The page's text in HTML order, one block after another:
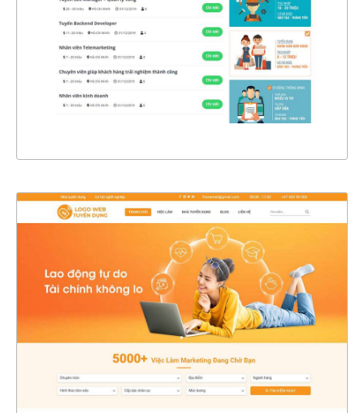
CHI TIẾT
XEM THỰC TẾ
47109